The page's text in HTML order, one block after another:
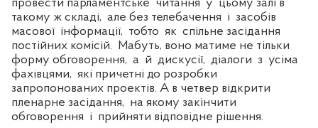
провести парламентське читання у цьому залі в
такому ж складі, але без телебачення і засобів
масової інформації, тобто як спільне засідання
постійних комісій. Мабуть, воно матиме не тільки
форму обговорення, а й дискусії, діалоги з усіма
фахівцями, які причетні до розробки
запропонованих проектів. А в четвер відкрити
пленарне засідання, на якому закінчити
обговорення і прийняти відповідне рішення.